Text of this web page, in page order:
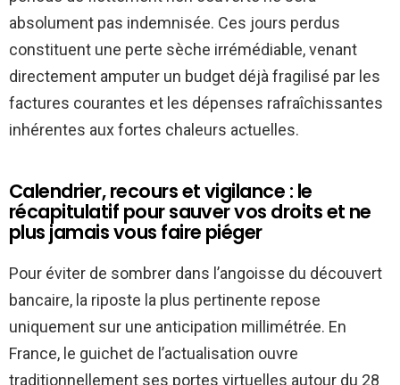
absolument pas indemnisée. Ces jours perdus
constituent une perte sèche irrémédiable, venant
directement amputer un budget déjà fragilisé par les
factures courantes et les dépenses rafraîchissantes
inhérentes aux fortes chaleurs actuelles.
Calendrier, recours et vigilance : le
récapitulatif pour sauver vos droits et ne
plus jamais vous faire piéger
Pour éviter de sombrer dans l’angoisse du découvert
bancaire, la riposte la plus pertinente repose
uniquement sur une anticipation millimétrée. En
France, le guichet de l’actualisation ouvre
traditionnellement ses portes virtuelles autour du 28